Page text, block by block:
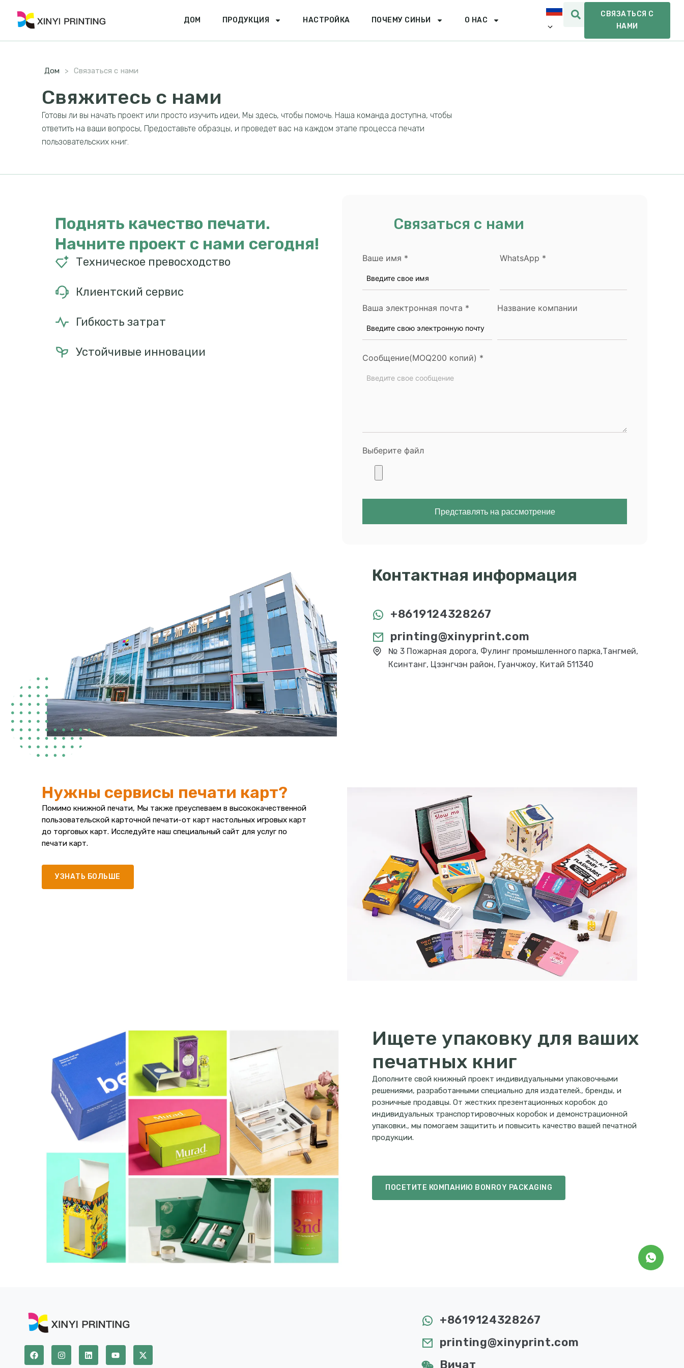
ДОМ ПРОДУКЦИЯ НАСТРОЙКА ПОЧЕМУ СИНЬИ О НАС
СВЯЗАТЬСЯ С
НАМИ
Дом > Связаться с нами
Свяжитесь с нами
Готовы ли вы начать проект или просто изучить идеи, Мы здесь, чтобы помочь. Наша команда доступна, чтобы
ответить на ваши вопросы, Предоставьте образцы, и проведет вас на каждом этапе процесса печати
пользовательских книг.
Поднять качество печати.
Начните проект с нами сегодня!
Техническое превосходство
Клиентский сервис
Гибкость затрат
Устойчивые инновации
Связаться с нами
Ваше имя * WhatsApp *
Ваша электронная почта * Название компании
Сообщение(MOQ200 копий) *
Выберите файл
Представлять на рассмотрение
Контактная информация
+8619124328267
printing@xinyprint.com
№ 3 Пожарная дорога, Фулинг промышленного парка,Тангмей,
Ксинтанг, Цзэнгчэн район, Гуанчжоу, Китай 511340
Нужны сервисы печати карт?
Помимо книжной печати, Мы также преуспеваем в высококачественной
пользовательской карточной печати-от карт настольных игровых карт
до торговых карт. Исследуйте наш специальный сайт для услуг по
печати карт.
УЗНАТЬ БОЛЬШЕ
Ищете упаковку для ваших
печатных книг
Дополните свой книжный проект индивидуальными упаковочными
решениями, разработанными специально для издателей., бренды, и
розничные продавцы. От жестких презентационных коробок до
индивидуальных транспортировочных коробок и демонстрационной
упаковки., мы помогаем защитить и повысить качество вашей печатной
продукции.
ПОСЕТИТЕ КОМПАНИЮ BONROY PACKAGING
+8619124328267
printing@xinyprint.com
Вичат